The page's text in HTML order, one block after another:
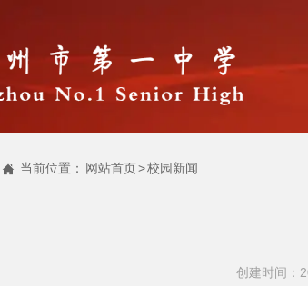
创建时间：
 当前位置： 网站首页>校园新闻